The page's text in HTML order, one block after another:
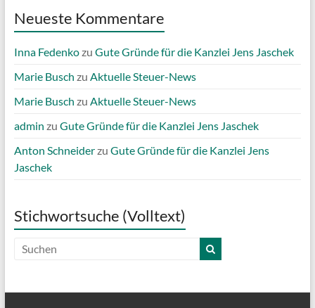
Neueste Kommentare
Inna Fedenkozu Gute Gründe für die Kanzlei Jens Jaschek
Marie Busch zu Aktuelle Steuer-News
Marie Busch zu Aktuelle Steuer-News
admin zu Gute Gründe für die Kanzlei Jens Jaschek
Anton Schneiderzu Gute Gründe für die Kanzlei Jens
Jaschek
Stichwortsuche (Volltext)